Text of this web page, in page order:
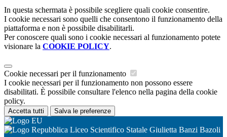
In questa schermata è possibile scegliere quali cookie consentire.
I cookie necessari sono quelli che consentono il funzionamento della
piattaforma e non è possibile disabilitarli.
Per conoscere quali sono i cookie necessari al funzionamento potete
visionare la COOKIE POLICY.
Cookie necessari per il funzionamento
I cookie necessari per il funzionamento non possono essere
disabilitati. È possibile consultare l'elenco nella pagina della cookie
policy.
Accetta tutti Salva le preferenze
Liceo Scientifico Statale Giulietta Banzi Bazoli